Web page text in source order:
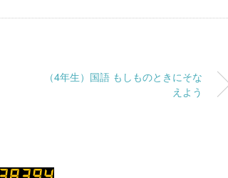
（4年生）国語 もしものときにそな
えよう